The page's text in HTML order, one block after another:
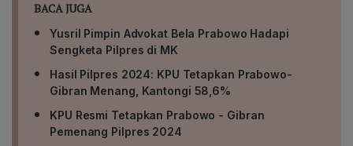
BACA JUGA
Yusril Pimpin Advokat Bela Prabowo Hadapi
Sengketa Pilpres di MK
Hasil Pilpres 2024: KPU Tetapkan Prabowo-
Gibran Menang, Kantongi 58,6%
KPU Resmi Tetapkan Prabowo - Gibran
Pemenang Pilpres 2024